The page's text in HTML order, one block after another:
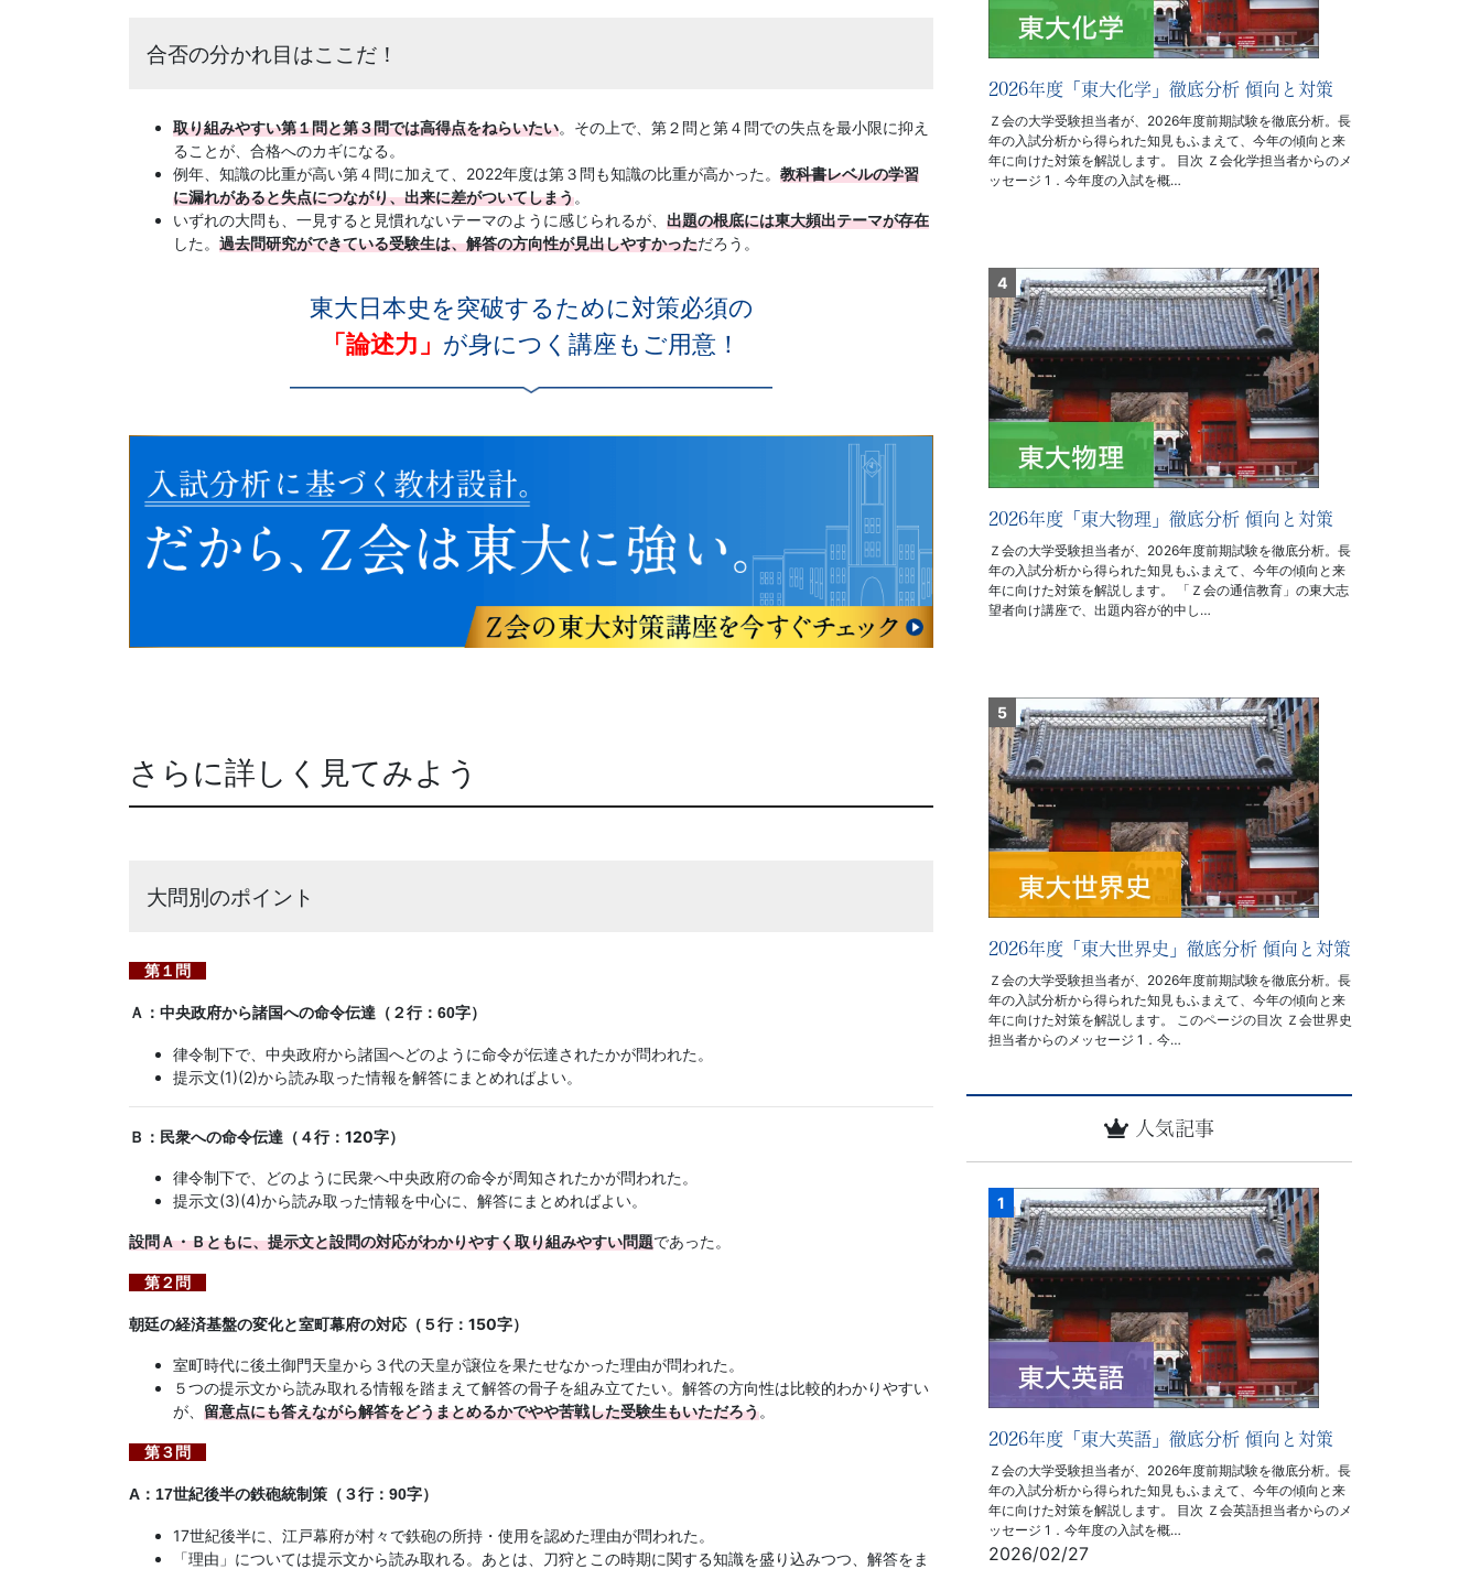
合否の分かれ目はここだ！
取り組みやすい第１問と第３問では高得点をねらいたい。その上で、第２問と第４問での失点を最小限に抑え
ることが、合格へのカギになる。
例年、知識の比重が高い第４問に加えて、2022年度は第３問も知識の比重が高かった。 教科書レベルの学習
に漏れがあると失点につながり、出来に差がついてしまう。
いずれの大問も、一見すると見慣れないテーマのように感じられるが、 出題の根底には東大頻出テーマが存在
した。 過去問研究ができている受験生は、解答の方向性が見出しやすかっただろう。
東大日本史を突破するために対策必須の
「論述力」 が身につく講座もご用意！
さらに詳しく見てみよう
大問別のポイント
第１問
Ａ：中央政府から諸国への命令伝達（２行：60字）
律令制下で、中央政府から諸国へどのように命令が伝達されたかが問われた。
提示文(1)(2)から読み取った情報を解答にまとめればよい。
Ｂ：民衆への命令伝達（４行：120字）
律令制下で、どのように民衆へ中央政府の命令が周知されたかが問われた。
提示文(3)(4)から読み取った情報を中心に、解答にまとめればよい。
設問Ａ・Ｂともに、提示文と設問の対応がわかりやすく取り組みやすい問題であった。
第２問
朝廷の経済基盤の変化と室町幕府の対応（５行：150字）
室町時代に後土御門天皇から３代の天皇が譲位を果たせなかった理由が問われた。
５つの提示文から読み取れる情報を踏まえて解答の骨子を組み立てたい。解答の方向性は比較的わかりやすい
が、 留意点にも答えながら解答をどうまとめるかでやや苦戦した受験生もいただろう。
第３問
A：17世紀後半の鉄砲統制策（３行：90字）
17世紀後半に、江戸幕府が村々で鉄砲の所持・使用を認めた理由が問われた。
「理由」については提示文から読み取れる。あとは、刀狩とこの時期に関する知識を盛り込みつつ、解答をま
2026年度「東大化学」徹底分析 傾向と対策
Ｚ会の大学受験担当者が、2026年度前期試験を徹底分析。長
年の入試分析から得られた知見もふまえて、今年の傾向と来
年に向けた対策を解説します。 目次 Ｚ会化学担当者からのメ
ッセージ 1．今年度の入試を概…
2026年度「東大物理」徹底分析 傾向と対策
Ｚ会の大学受験担当者が、2026年度前期試験を徹底分析。長
年の入試分析から得られた知見もふまえて、今年の傾向と来
年に向けた対策を解説します。 「Ｚ会の通信教育」の東大志
望者向け講座で、出題内容が的中し…
2026年度「東大世界史」徹底分析 傾向と対策
Ｚ会の大学受験担当者が、2026年度前期試験を徹底分析。長
年の入試分析から得られた知見もふまえて、今年の傾向と来
年に向けた対策を解説します。 このページの目次 Ｚ会世界史
担当者からのメッセージ 1．今…
人気記事
2026年度「東大英語」徹底分析 傾向と対策
Ｚ会の大学受験担当者が、2026年度前期試験を徹底分析。長
年の入試分析から得られた知見もふまえて、今年の傾向と来
年に向けた対策を解説します。 目次 Ｚ会英語担当者からのメ
ッセージ 1．今年度の入試を概…
2026/02/27